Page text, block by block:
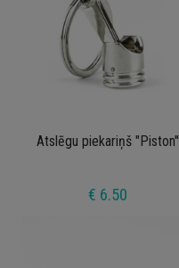
Atslēgu piekariņš "Piston''
€ 6.50